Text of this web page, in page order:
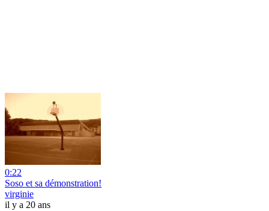
0:22
Soso et sa démonstration!
virginie
il y a 20 ans